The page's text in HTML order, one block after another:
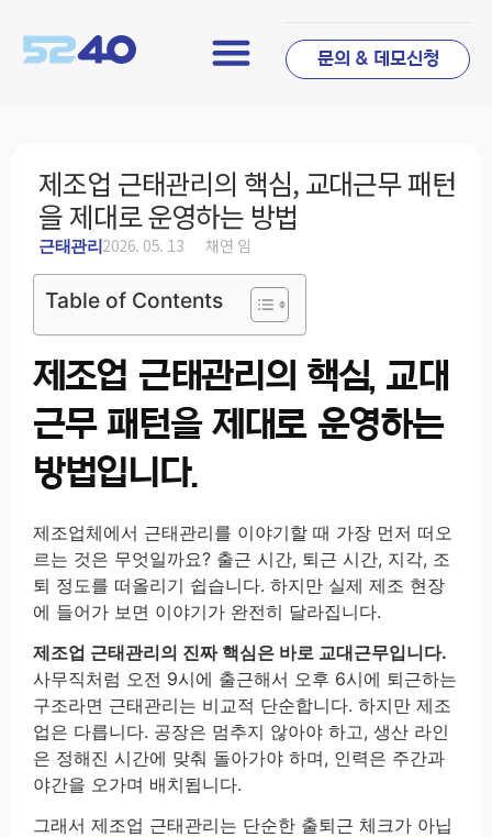
문의 & 데모신청
Table of Contents
제조업 근태관리의 핵심, 교대
근무 패턴을 제대로 운영하는
방법입니다.
제조업체에서 근태관리를 이야기할 때 가장 먼저 떠오
르는 것은 무엇일까요? 출근 시간, 퇴근 시간, 지각, 조
퇴 정도를 떠올리기 쉽습니다. 하지만 실제 제조 현장
에 들어가 보면 이야기가 완전히 달라집니다.
제조업 근태관리의 진짜 핵심은 바로 교대근무입니다.
사무직처럼 오전 9시에 출근해서 오후 6시에 퇴근하는
구조라면 근태관리는 비교적 단순합니다. 하지만 제조
업은 다릅니다. 공장은 멈추지 않아야 하고, 생산 라인
은 정해진 시간에 맞춰 돌아가야 하며, 인력은 주간과
야간을 오가며 배치됩니다.
그래서 제조업 근태관리는 단순한 출퇴근 체크가 아닙
제조업 근태관리의 핵심, 교대근무 패턴
을 제대로 운영하는 방법
근태관리2026. 05. 13 채연 임